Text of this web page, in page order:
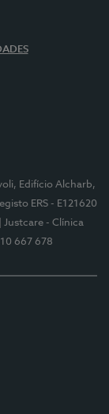
Edifício Alcharb,
ERS - E121620
| Justcare - Clínica
667 678